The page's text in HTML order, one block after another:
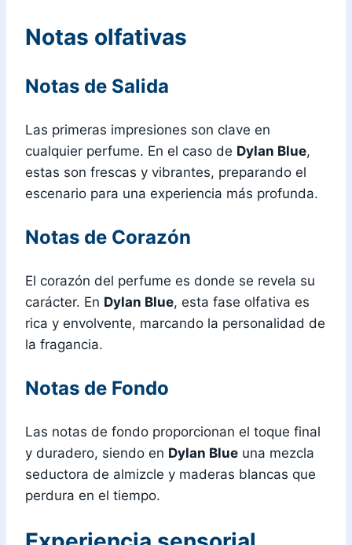
Notas olfativas
Notas de Salida
Las primeras impresiones son clave en
cualquier perfume. En el caso de Dylan Blue,
estas son frescas y vibrantes, preparando el
escenario para una experiencia más profunda.
Notas de Corazón
El corazón del perfume es donde se revela su
carácter. En Dylan Blue, esta fase olfativa es
rica y envolvente, marcando la personalidad de
la fragancia.
Notas de Fondo
Las notas de fondo proporcionan el toque final
y duradero, siendo en Dylan Blue una mezcla
seductora de almizcle y maderas blancas que
perdura en el tiempo.